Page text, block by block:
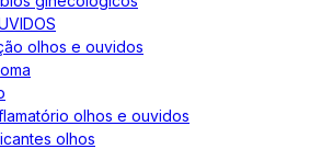
olhos e ouvidos
olhos e ouvidos
olhos